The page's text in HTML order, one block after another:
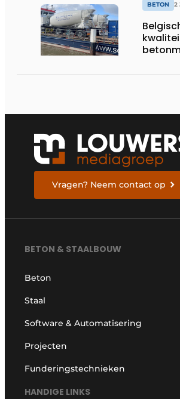
BETON 2
Vragen? Neem contact op
BETON & STAALBOUW
Beton
Staal
Software & Automatisering
Projecten
Funderingstechnieken
HANDIGE LINKS